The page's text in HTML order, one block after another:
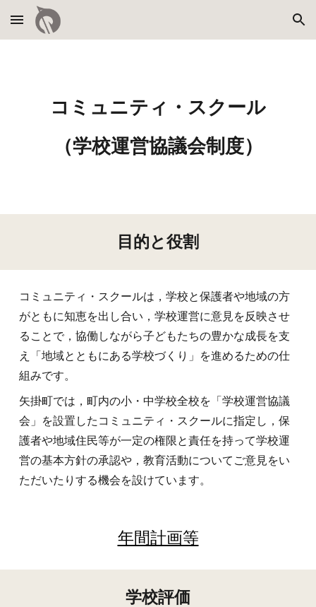
Skip to main content Skip to navigation
コミュニティ・スクール
（学校運営協議会制度）
目的と役割
コミュニティ・スクールは，学校と保護者や地域の方
がともに知恵を出し合い，学校運営に意見を反映させ
ることで，協働しながら子どもたちの豊かな成長を支
え「地域とともにある学校づくり」を進めるための仕
組みです。
矢掛町では，町内の小・中学校全校を「学校運営協議
会」を設置したコミュニティ・スクールに指定し，保
護者や地域住民等が一定の権限と責任を持って学校運
営の基本方針の承認や，教育活動についてご意見をい
ただいたりする機会を設けています。
年間計画等
学校評価